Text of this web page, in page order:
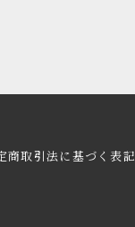
商取引法に基づく表記